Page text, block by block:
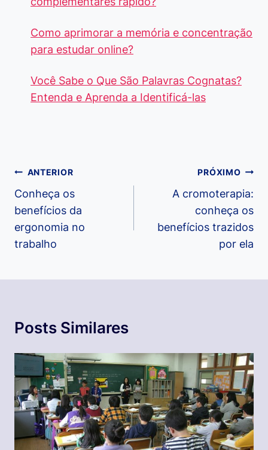
Como aprimorar a memória e concentração
para estudar online?
Você Sabe o Que São Palavras Cognatas?
Entenda e Aprenda a Identificá-las
Navegação
de
Post
ANTERIOR
Conheça os
benefícios da
ergonomia no
trabalho
PRÓXIMO
A cromoterapia:
conheça os
benefícios trazidos
por ela
Posts Similares